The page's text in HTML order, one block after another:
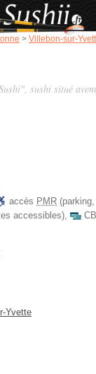
> Villebon-sur-
sushi situé
accès PMR
accessibles),
Yvette